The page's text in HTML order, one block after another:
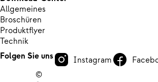
Allgemeines
Broschüren
Produktflyer
Technik
Folgen Sie uns
Instagram
©